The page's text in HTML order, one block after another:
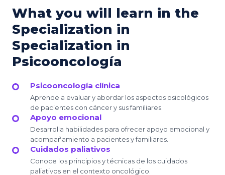
What you will learn in the
Specialization in
Specialization in
Psicooncología
Psicooncología clínica
Aprende a evaluar y abordar los aspectos psicológicos
de pacientes con cáncer y sus familiares.
Apoyo emocional
Desarrolla habilidades para ofrecer apoyo emocional y
acompañamiento a pacientes y familiares.
Cuidados paliativos
Conoce los principios y técnicas de los cuidados
paliativos en el contexto oncológico.